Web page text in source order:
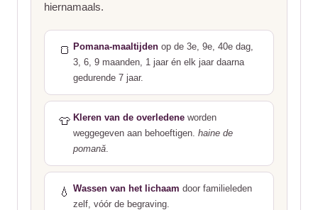
hiernamaals.
🍞 Pomana-maaltijden op de 3e, 9e, 40e dag,
3, 6, 9 maanden, 1 jaar én elk jaar daarna
gedurende 7 jaar.
👕 Kleren van de overledene worden
weggegeven aan behoeftigen. haine de
pomană
💧 Wassen van het lichaam door familieleden
zelf, vóór de begraving.